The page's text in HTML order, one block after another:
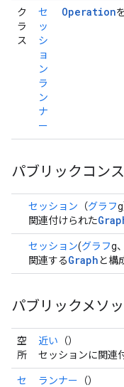
ク
ラ
ス
セ
ッ
シ
ョ
ン
ラ
ン
ナ
ー
Operation
パブリックコン
セッション （グラフg
関連付けられた
セッション(グラフg
関連するGraphと構
パブリックメソ
空
所
近い （）
セッションに関連
セ
ランナー （）